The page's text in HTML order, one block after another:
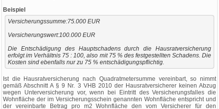
Beispiel
Versicherungssumme:75.000 EUR
Versicherungswert:100.000 EUR
Die Entschädigung des Hauptschadens durch die Hausratversicherung
erfolgt im Verhältnis 75 : 100, also mit 75 % des festgestellten Schadens. Die
Kosten sind ebenfalls nur zu 75 % entschädigungspflichtig.
Ist die Hausratversicherung nach Quadratmetersumme vereinbart, so nimmt
gemäß Abschnitt A § 9 Nr. 3 VHB 2010 der Hausratversicherer keinen Abzug
wegen Unterversicherung vor, wenn bei Eintritt des Versicherungsfalles die
Wohnfläche der im Versicherungsschein genannten Wohnfläche entspricht und
der vereinbarte Betrag pro m2 Wohnfläche den vom Versicherer für den